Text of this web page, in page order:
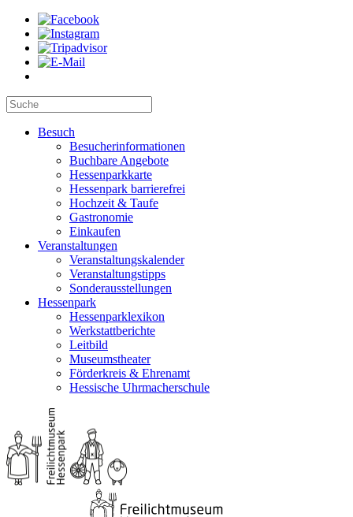
Besuch
Besucherinformationen
Buchbare Angebote
Hessenparkkarte
Hessenpark barrierefrei
Hochzeit & Taufe
Gastronomie
Einkaufen
Veranstaltungen
Veranstaltungskalender
Veranstaltungstipps
Sonderausstellungen
Hessenpark
Hessenparklexikon
Werkstattberichte
Leitbild
Museumstheater
Förderkreis & Ehrenamt
Hessische Uhrmacherschule